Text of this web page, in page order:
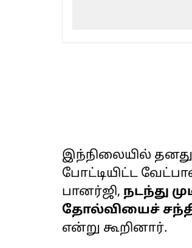
இந்நிலையில்
போட்டியிட்ட
பானர்ஜி, நடந்து
தோல்வியைச்
என்று கூறினார்.